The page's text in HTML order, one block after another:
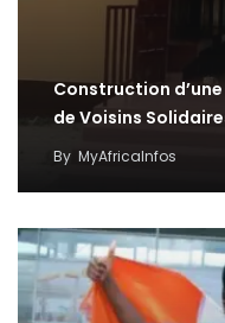
Construction
de Voisins
By MyAfricaInfos